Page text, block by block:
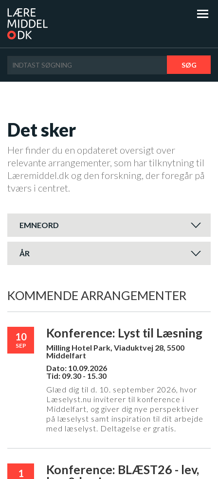
SØG
Det sker
Her finder du en opdateret oversigt over
relevante arrangementer, som har tilknytning til
Læremiddel.dk og den forskning, der foregår på
tværs i centret.
EMNEORD
ÅR
KOMMENDE ARRANGEMENTER
10
SEP
Konference: Lyst til Læsning
Milling Hotel Park, Viaduktvej 28, 5500
Middelfart
Dato: 10.09.2026
Tid: 09.30 - 15.30
Glæd dig til d. 10. september 2026, hvor
Læselyst.nu inviterer til konference i
Middelfart, og giver dig nye perspektiver
på læselyst samt inspiration til dit arbejde
med læselyst. Deltagelse er gratis.
1
Konference: BLÆST26 - lev,